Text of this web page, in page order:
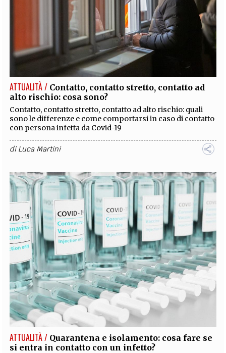
ATTUALITÀ / Contatto, contatto stretto, contatto ad
alto rischio: cosa sono?
Contatto, contatto stretto, contatto ad alto rischio: quali
sono le differenze e come comportarsi in caso di contatto
con persona infetta da Covid-19
diLuca Martini
ATTUALITÀ / Quarantena e isolamento: cosa fare se
si entra in contatto con un infetto?